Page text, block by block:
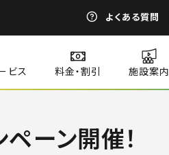
よくある質問
ビス 料金・割引 施設案内
ーン開催！